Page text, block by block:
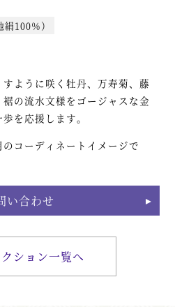
100％）
ように咲く牡丹、万寿菊、藤
の流水文様をゴージャスな金
を応援します。
コーディネートイメージで
い合わせ
ション一覧へ